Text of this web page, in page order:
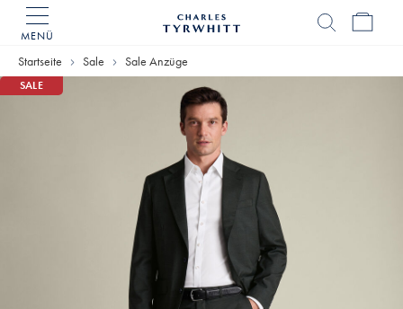
MENÜ
Home
Startseite Sale Sale Anzüge
SALE